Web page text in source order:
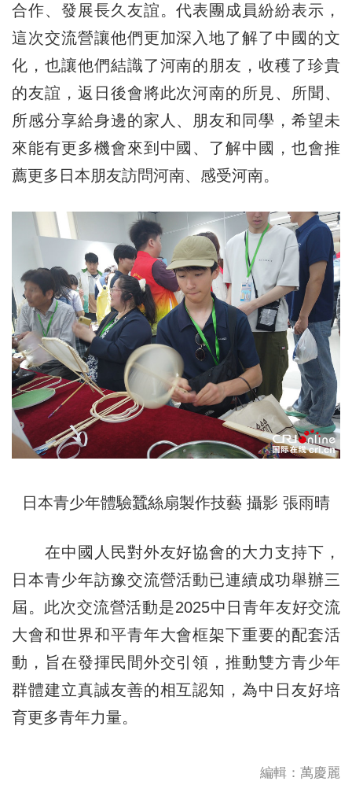
合作、發展長久友誼。代表團成員紛紛表示，
這次交流營讓他們更加深入地了解了中國的文
化，也讓他們結識了河南的朋友，收穫了珍貴
的友誼，返日後會將此次河南的所見、所聞、
所感分享給身邊的家人、朋友和同學，希望未
來能有更多機會來到中國、了解中國，也會推
薦更多日本朋友訪問河南、感受河南。
日本青少年體驗蠶絲扇製作技藝 攝影 張雨晴
在中國人民對外友好協會的大力支持下，
日本青少年訪豫交流營活動已連續成功舉辦三
屆。此次交流營活動是2025中日青年友好交流
大會和世界和平青年大會框架下重要的配套活
動，旨在發揮民間外交引領，推動雙方青少年
群體建立真誠友善的相互認知，為中日友好培
育更多青年力量。
編輯：萬慶麗